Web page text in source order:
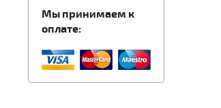
Мы принимаем к
оплате: